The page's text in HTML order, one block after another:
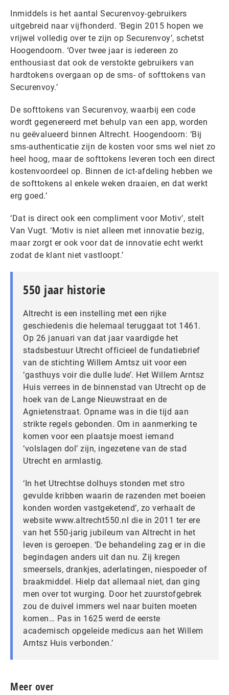
Inmiddels is het aantal Securenvoy-gebruikers
uitgebreid naar vijfhonderd. ‘Begin 2015 hopen we
vrijwel volledig over te zijn op Securenvoy’, schetst
Hoogendoorn. ‘Over twee jaar is iedereen zo
enthousiast dat ook de verstokte gebruikers van
hardtokens overgaan op de sms- of softtokens van
Securenvoy.’
De softtokens van Securenvoy, waarbij een code
wordt gegenereerd met behulp van een app, worden
nu geëvalueerd binnen Altrecht. Hoogendoorn: ‘Bij
sms-authenticatie zijn de kosten voor sms wel niet zo
heel hoog, maar de softtokens leveren toch een direct
kostenvoordeel op. Binnen de ict-afdeling hebben we
de softtokens al enkele weken draaien, en dat werkt
erg goed.’
‘Dat is direct ook een compliment voor Motiv’, stelt
Van Vugt. ‘Motiv is niet alleen met innovatie bezig,
maar zorgt er ook voor dat de innovatie echt werkt
zodat de klant niet vastloopt.’
550 jaar historie
Altrecht is een instelling met een rijke
geschiedenis die helemaal teruggaat tot 1461.
Op 26 januari van dat jaar vaardigde het
stadsbestuur Utrecht officieel de fundatiebrief
van de stichting Willem Arntsz uit voor een
‘gasthuys voir die dulle lude’. Het Willem Arntsz
Huis verrees in de binnenstad van Utrecht op de
hoek van de Lange Nieuwstraat en de
Agnietenstraat. Opname was in die tijd aan
strikte regels gebonden. Om in aanmerking te
komen voor een plaatsje moest iemand
‘volslagen dol’ zijn, ingezetene van de stad
Utrecht en armlastig.
‘In het Utrechtse dolhuys stonden met stro
gevulde kribben waarin de razenden met boeien
konden worden vastgeketend’, zo verhaalt de
website www.altrecht550.nl die in 2011 ter ere
van het 550-jarig jubileum van Altrecht in het
leven is geroepen. ‘De behandeling zag er in die
begindagen anders uit dan nu. Zij kregen
smeersels, drankjes, aderlatingen, niespoeder of
braakmiddel. Hielp dat allemaal niet, dan ging
men over tot wurging. Door het zuurstofgebrek
zou de duivel immers wel naar buiten moeten
komen… Pas in 1625 werd de eerste
academisch opgeleide medicus aan het Willem
Arntsz Huis verbonden.’
Meer over